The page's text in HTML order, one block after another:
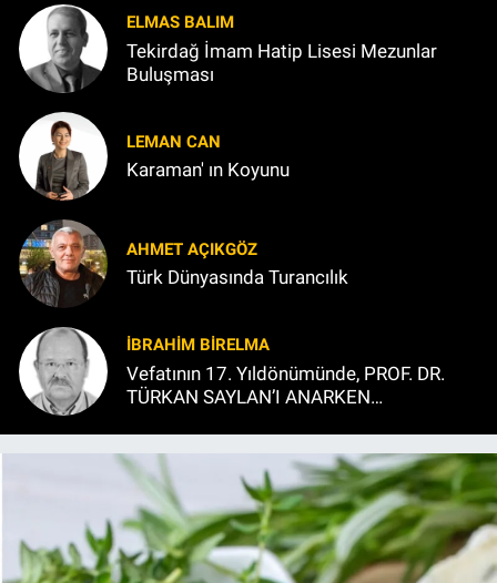
ELMAS BALIM
Tekirdağ İmam Hatip Lisesi Mezunlar
Buluşması
LEMAN CAN
Karaman' ın Koyunu
AHMET AÇIKGÖZ
Türk Dünyasında Turancılık
İBRAHIM BİRELMA
Vefatının 17. Yıldönümünde, PROF. DR.
TÜRKAN SAYLAN’I ANARKEN…